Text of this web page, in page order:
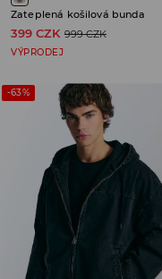
Zateplená košilová bunda
399 CZK 999 CZK
VÝPRODEJ
-63%